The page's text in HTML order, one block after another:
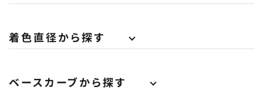
着色直径から探す
ベースカーブから探す